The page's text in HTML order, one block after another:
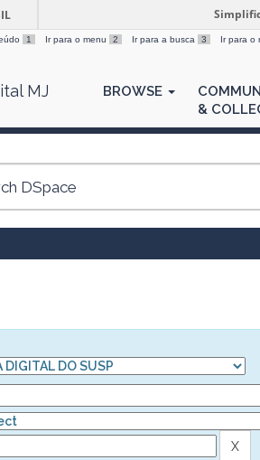
1 Ir para o menu 2 Ir para a busca 3 Ir para o
MJ BROWSE
&